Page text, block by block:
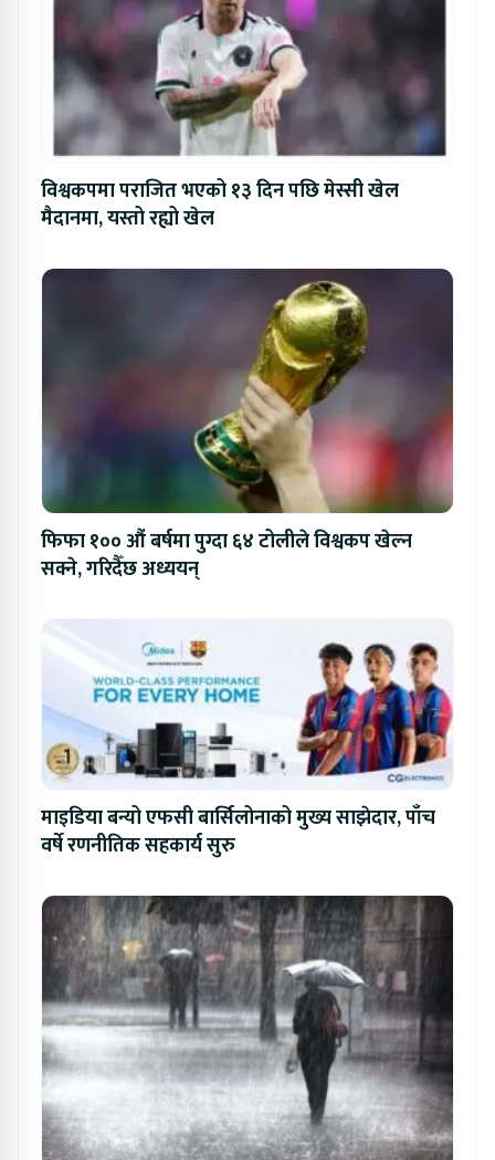
विश्वकपमा पराजित भएको १३ दिन पछि मेस्सी खेल
मैदानमा, यस्तो रह्यो खेल
फिफा १०० औं बर्षमा पुग्दा ६४ टोलीले विश्वकप खेल्न
सक्ने, गरिदैँछ अध्ययन्
माइडिया बन्यो एफसी बार्सिलोनाको मुख्य साझेदार, पाँच
वर्षे रणनीतिक सहकार्य सुरु